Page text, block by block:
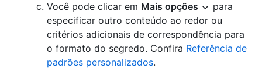
Você pode clicar em Mais opções
para
especificar outro conteúdo ao redor ou
critérios adicionais de correspondência para
o formato do segredo. Confira Referência de
padrões personalizados.